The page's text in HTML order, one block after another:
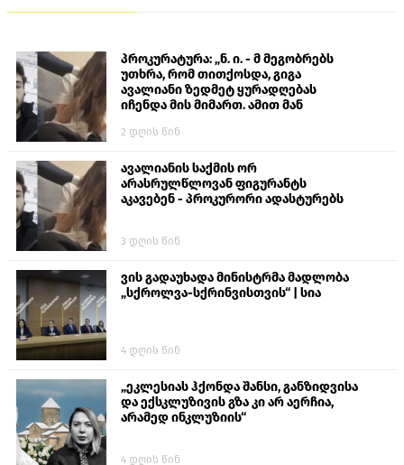
პროკურატურა: „ნ. ი. - მ მეგობრებს
უთხრა, რომ თითქოსდა, გიგა
ავალიანი ზედმეტ ყურადღებას
იჩენდა მის მიმართ. ამით მან
თავს დასხმოდა გიგა ავალიანს“
2 დღის წინ
ავალიანის საქმის ორ
არასრულწლოვან ფიგურანტს
აკავებენ - პროკურორი ადასტურებს
3 დღის წინ
ვის გადაუხადა მინისტრმა მადლობა
„სქროლვა-სქრინვისთვის“ | სია
4 დღის წინ
„ეკლესიას ჰქონდა შანსი, განზიდვისა
და ექსკლუზივის გზა კი არ აერჩია,
არამედ ინკლუზიის“
4 დღის წინ